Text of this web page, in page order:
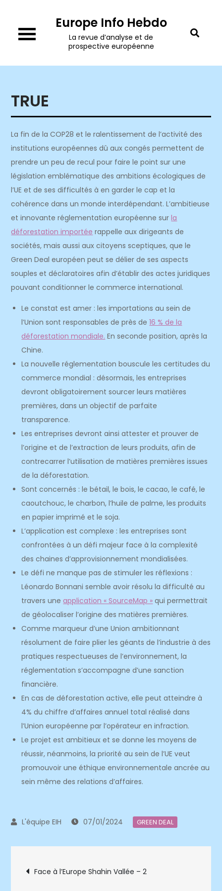
content
Europe Info Hebdo
La revue d’analyse et de
prospective européenne
TRUE
La fin de la COP28 et le ralentissement de l’activité des
institutions européennes dû aux congés permettent de
prendre un peu de recul pour faire le point sur une
législation emblématique des ambitions écologiques de
l’UE et de ses difficultés à en garder le cap et la
cohérence dans un monde interdépendant. L’ambitieuse
et innovante réglementation européenne surla
déforestation importée rappelle aux dirigeants de
sociétés, mais aussi aux citoyens sceptiques, que le
Green Deal européen peut se délier de ses aspects
souples et déclaratoires afin d’établir des actes juridiques
pouvant conditionner le commerce international.
Le constat est amer : les importations au sein de
l’Union sont responsables de près de16 % de la
déforestation mondiale. En seconde position, après la
Chine.
La nouvelle réglementation bouscule les certitudes du
commerce mondial : désormais, les entreprises
devront obligatoirement sourcer leurs matières
premières, dans un objectif de parfaite
transparence.
Les entreprises devront ainsi attester et prouver de
l’origine et de l’extraction de leurs produits, afin de
contrecarrer l’utilisation de matières premières issues
de la déforestation.
Sont concernés : le bétail, le bois, le cacao, le café, le
caoutchouc, le charbon, l’huile de palme, les produits
en papier imprimé et le soja.
L’application est complexe : les entreprises sont
confrontées à un défi majeur face à la complexité
des chaines d’approvisionnement mondialisées.
Le défi ne manque pas de stimuler les réflexions :
Léonardo Bonnani semble avoir résolu la difficulté au
travers uneapplication « SourceMap » qui permettrait
de géolocaliser l’origine des matières premières.
Comme marqueur d’une Union ambitionnant
résolument de faire plier les géants de l’industrie à des
pratiques respectueuses de l’environnement, la
réglementation s’accompagne d’une sanction
financière.
En cas de déforestation active, elle peut atteindre à
4% du chiffre d’affaires annuel total réalisé dans
l’Union européenne par l’opérateur en infraction.
Le projet est ambitieux et se donne les moyens de
réussir, néanmoins, la priorité au sein de l’UE veut
promouvoir une éthique environnementale ancrée au
sein même des relations d’affaires.
07/01/2024 GREEN DEAL
Navigation
Face à l’Europe Shahin Vallée – 2